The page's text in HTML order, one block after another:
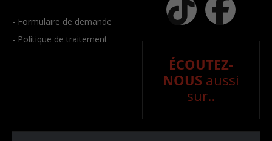
- Formulaire de demande
- Politique de traitement
ÉCOUTEZ-
NOUS aussi
sur..